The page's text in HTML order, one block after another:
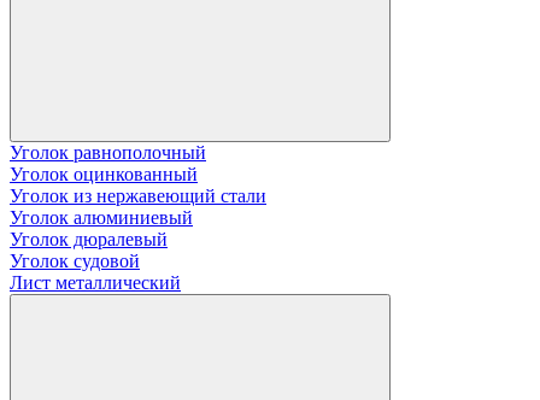
Уголок равнополочный
Уголок оцинкованный
Уголок из нержавеющий стали
Уголок алюминиевый
Уголок дюралевый
Уголок судовой
Лист металлический